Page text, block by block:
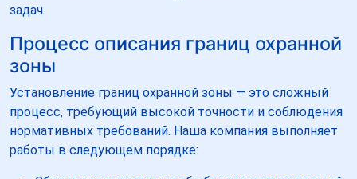
задач.
Процесс описания границ охранной
зоны
Установление границ охранной зоны — это сложный
процесс, требующий высокой точности и соблюдения
нормативных требований. Наша компания выполняет
работы в следующем порядке: